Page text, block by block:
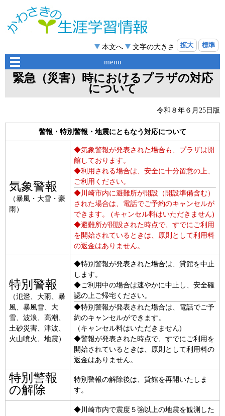
本文へ 文字の大きさ 拡大 標準
menu
緊急（災害）時におけるプラザの対応
について
令和８年６月25日版
警報・特別警報・地震にともなう対応について
気象警報
（暴風・大雪・豪
雨）
◆気象警報が発表された場合も、プラザは開
館しております。
◆利用される場合は、安全に十分留意の上、
ご利用ください。
◆川崎市内に避難所が開設（開設準備含む）
された場合は、電話でご予約のキャンセルが
できます。 (キャンセル料はいただきません)
◆避難所が開設された時点で、すでにご利用
を開始されているときは、原則として利用料
の返金はありません。
特別警報
（氾濫、大雨、暴
風、暴風雪、大
雪、波浪、高潮、
土砂災害、津波、
火山噴火、地震）
◆特別警報が発表された場合は、貸館を中止
します。
◆ご利用中の場合は速やかに中止し、安全確
認の上ご帰宅ください。
◆特別警報が発表された場合は、電話でご予
約のキャンセルができます。
（キャンセル料はいただきません)
◆警報が発表された時点で、すでにご利用を
開始されているときは、原則として利用料の
返金はありません。
特別警報
の解除
特別警報の解除後は、貸館を再開いたしま
す。
◆川崎市内で震度５強以上の地震を観測した